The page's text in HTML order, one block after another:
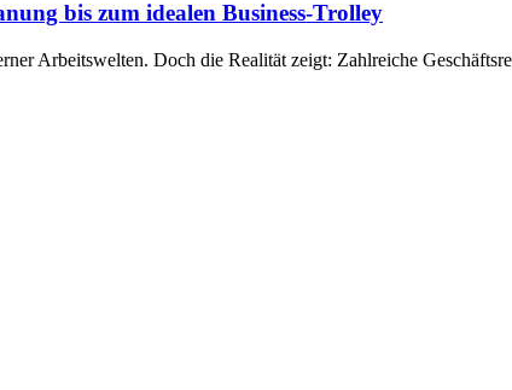
bis zum idealen Business-Trolley
Arbeitswelten. Doch die Realität zeigt: Zahlreiche